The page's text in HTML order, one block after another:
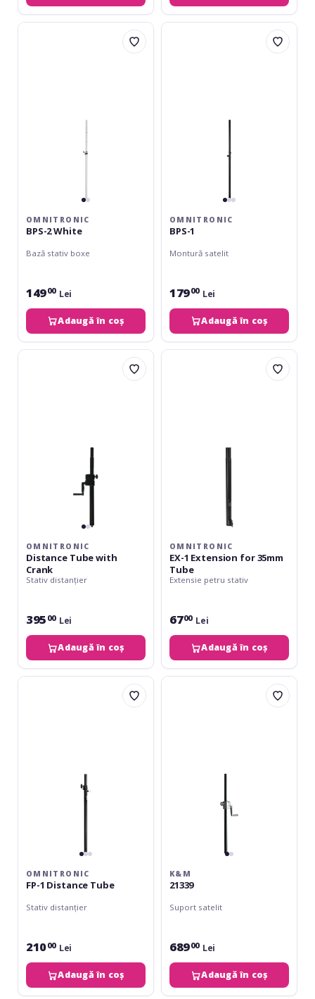
Omnitronic
OMNITRONIC
BPS-2 White
Bază stativ boxe
14900 Lei
Adaugă în coș
Omnitronic
OMNITRONIC
BPS-1
Montură satelit
17900 Lei
Adaugă în coș
Omnitronic
OMNITRONIC
Distance Tube with
Crank
Stativ distanțier
395 00 Lei
Adaugă în coș
Omnitronic
OMNITRONIC
EX-1 Extension for 35mm
Tube
Extensie petru stativ
6700 Lei
Adaugă în coș
Omnitronic
OMNITRONIC
FP-1 Distance Tube
Stativ distanțier
21000 Lei
Adaugă în coș
K&M
K&M
21339
Suport satelit
68900 Lei
Adaugă în coș